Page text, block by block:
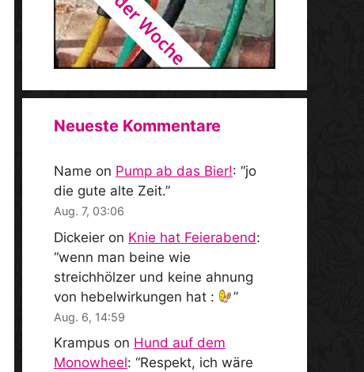
Neueste Kommentare
Name on Pump ab das Bier!: “jo
die gute alte Zeit.”
Aug. 7, 03:06
Dickeier on Knie hat Feierabend:
“wenn man beine wie
streichhölzer und keine ahnung
von hebelwirkungen hat :
”
Aug. 6, 14:59
Krampus on Hund auf dem
Monowheel: “Respekt, ich wäre